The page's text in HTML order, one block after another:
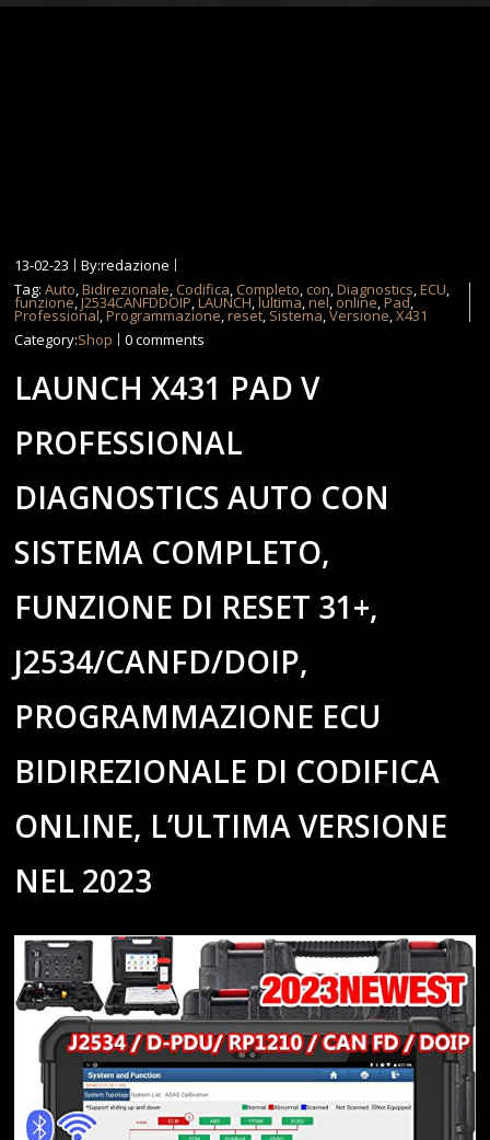
13-02-23
By:redazione
Tag:Auto,Bidirezionale, Codifica, Completo, con,Diagnostics,ECU,
funzione,J2534CANFDDOIP,LAUNCH,lultima,nel, online,Pad,
Professional,Programmazione,reset, Sistema,Versione,X431
Category:Shop 0 comments
LAUNCH X431 PAD V
PROFESSIONAL
DIAGNOSTICS AUTO CON
SISTEMA COMPLETO,
FUNZIONE DI RESET 31+,
J2534/CANFD/DOIP,
PROGRAMMAZIONE ECU
BIDIREZIONALE DI CODIFICA
ONLINE, L’ULTIMA VERSIONE
NEL 2023